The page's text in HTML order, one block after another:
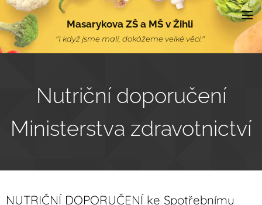
Masarykova ZŠ a MŠ v Žihli
"I když jsme malí, dokážeme velké věci."
Nutriční doporučení
Ministerstva zdravotnictví
NUTRIČNÍ DOPORUČENÍ ke Spotřebnímu